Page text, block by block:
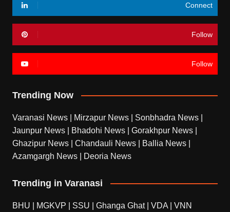
Connect
Follow
Follow
Trending Now
Varanasi News Mirzapur News Sonbhadra News
Jaunpur News
Bhadohi News Gorakhpur News
Ghazipur News
Chandauli News Ballia News
Azamgargh News
Deoria News
Trending in Varanasi
BHU MGKVP SSU Ghanga Ghat| VDA VNN